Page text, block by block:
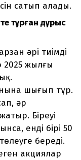
сатып алады.
тұрған дұрыс
әрі тиімді
2025 жылғы
шығып тұр.
әр
Біреуі
енді бірі 50
береді.
акциялар